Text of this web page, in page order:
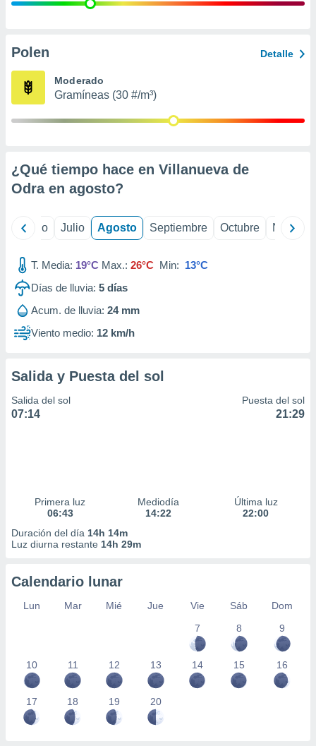
e
publicidad
Polen Detalle
Moderado
Gramíneas (30 #/m³)
¿Qué tiempo hace en Villanueva de
Odra en agosto?
Junio Julio Agosto Septiembre Octubre
T. Media: 19°C Max.: 26°C Min: 13°C
Días de lluvia: 5 días
Acum. de lluvia: 24 mm
Viento medio: 12 km/h
Salida y Puesta del sol
Salida del sol
07:14
Puesta del sol
21:29
Primera luz
06:43
Mediodía
14:22
Última luz
22:00
Duración del día 14h 14m
Luz diurna restante 14h 29m
Calendario lunar
Lun Mar Mié Jue Vie Sáb
Dom
7
8 9
10 11 12 13 14 15 16
17 18 19 20